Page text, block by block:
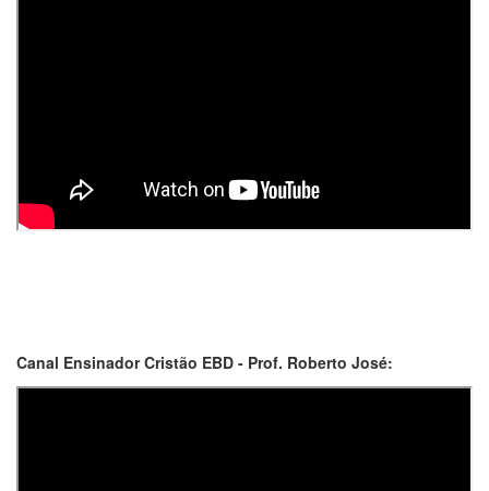
Canal Ensinador Cristão EBD - Prof. Roberto José: